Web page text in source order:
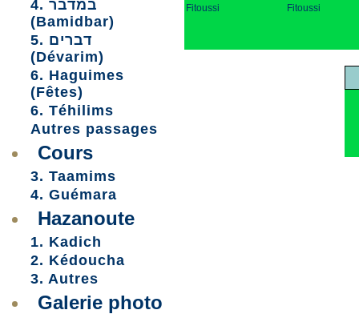
4. במדבר
(Bamidbar)
5. דברים
(Dévarim)
6. Haguimes
(Fêtes)
6. Téhilims
Autres passages
Cours
3. Taamims
4. Guémara
Hazanoute
1. Kadich
2. Kédoucha
3. Autres
Galerie photo
Fitoussi
Fitoussi